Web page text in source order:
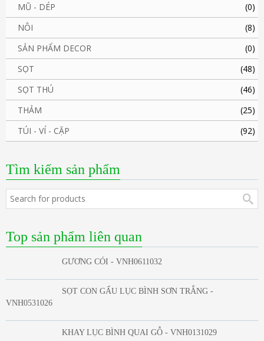
MŨ - DÉP
(0)
NÔI
(8)
SẢN PHẨM DECOR
(0)
SỌT
(48)
SỌT THÚ
(46)
THẢM
(25)
TÚI - VÍ - CẶP
(92)
Tìm kiếm sản phẩm
Top sản phẩm liên quan
GƯƠNG CÓI - VNH0611032
SỌT CON GẤU LỤC BÌNH SƠN TRẮNG -
VNH0531026
KHAY LỤC BÌNH QUAI GỖ - VNH0131029